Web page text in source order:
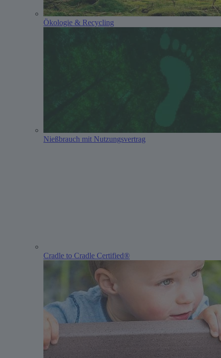
Ökologie & Recycling
Nießbrauch mit Nutzungsvertrag
Cradle to Cradle Certified®